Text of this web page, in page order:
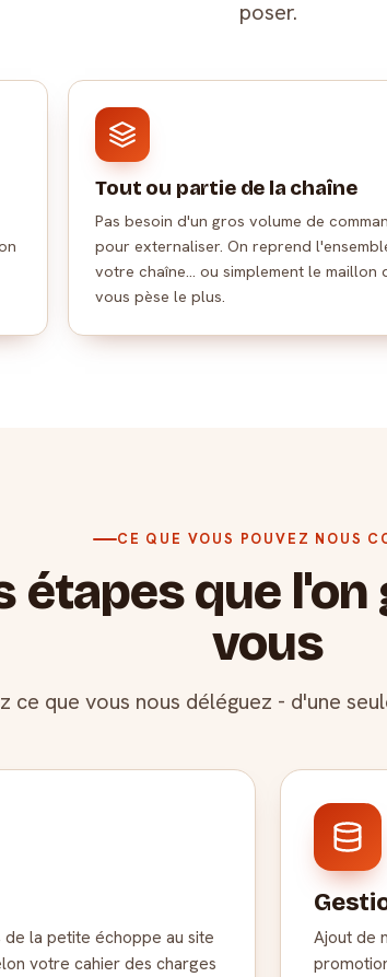
poser.
Tout ou partie de la chaîne
Pas besoin d'un gros volume de
pour externaliser. On reprend
votre chaîne… ou simplement le maillon
vous pèse le plus.
CE QUE VOUS POUVEZ NOUS
étapes que
vous
ce que vous nous déléguez - d'une
la petite échoppe au site
votre cahier des charges
Ajout de